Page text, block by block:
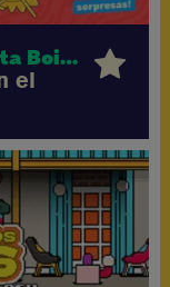
¡Ya está aquí la nueva revista Boing!
el